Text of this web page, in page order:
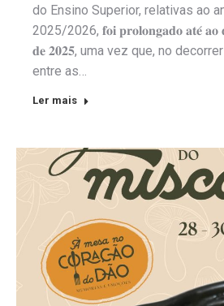
do Ensino Superior, relativas ao
2025/2026, 𝐟𝐨𝐢 𝐩𝐫𝐨𝐥𝐨𝐧𝐠𝐚𝐝𝐨 𝐚𝐭𝐞́
𝐝𝐞 𝟐𝟎𝟐𝟓, uma vez que, no
entre as…
Ler mais